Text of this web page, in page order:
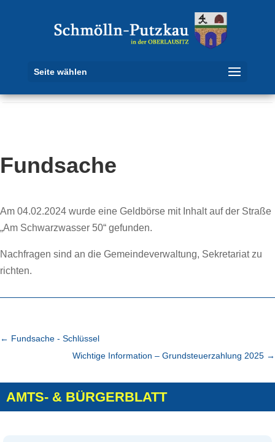
Seite wählen
Fundsache
Am 04.02.2024 wurde eine Geldbörse mit Inhalt auf der Straße
„Am Schwarzwasser 50“ gefunden.
Nachfragen sind an die Gemeindeverwaltung, Sekretariat zu
richten.
← Fundsache - Schlüssel
Wichtige Information – Grundsteuerzahlung 2025 →
AMTS- & BÜRGERBLATT